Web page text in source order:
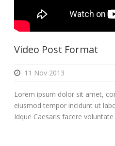
Video Post Format
11 Nov 2013
Lorem ipsum dolor sit amet,
eiusmod tempor incidunt ut
Idque Caesaris facere